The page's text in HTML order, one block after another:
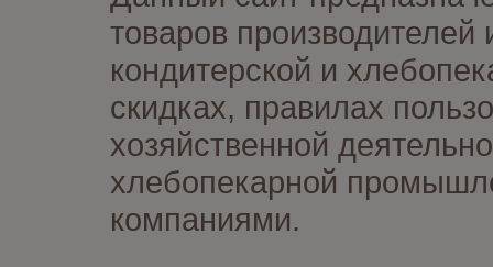
товаров
кондитерской и
скидках, правилах
хозяйственной
хлебопекарной
компаниями.